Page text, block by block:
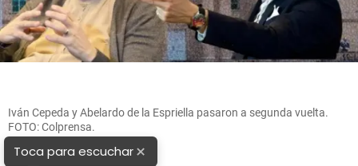
Iván Cepeda y Abelardo de la Espriella pasaron a segunda vuelta.
FOTO: Colprensa.
Toca para escuchar×